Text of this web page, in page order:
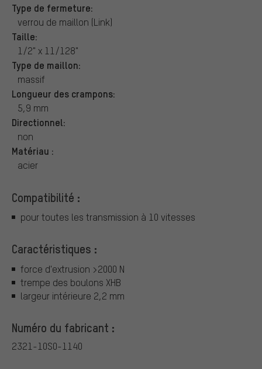
Type de fermeture:
verrou de maillon (Link)
Taille:
1/2" x 11/128"
Type de maillon:
massif
Longueur des crampons:
5,9 mm
Directionnel:
non
Matériau :
acier
Compatibilité :
pour toutes les transmission à 10 vitesses
Caractéristiques :
force d'extrusion >2000 N
trempe des boulons XHB
largeur intérieure 2,2 mm
Numéro du fabricant :
2321-10S0-1140